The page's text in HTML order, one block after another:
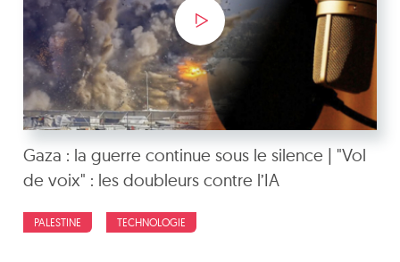
Gaza : la guerre continue sous le silence | "Vol
de voix" : les doubleurs contre l’IA
PALESTINE TECHNOLOGIE